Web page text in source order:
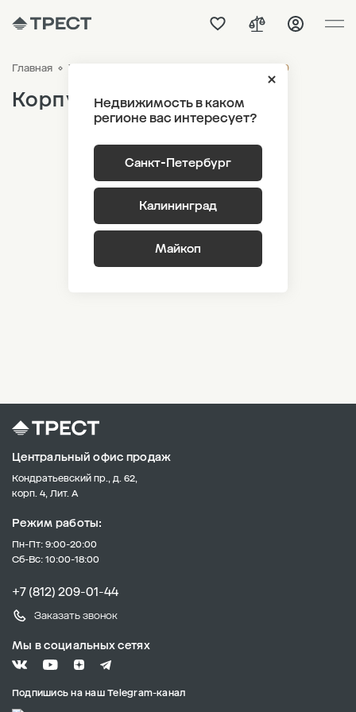
Недвижимость в каком
регионе вас интересует?
Санкт-Петербург
Калининград
Майкоп
Главная ЖК «Наука» Корпус 5 Этаж 9
Корпус 5
Центральный офис продаж
Кондратьевский пр., д. 62,
корп. 4, Лит. А
Режим работы:
Пн-Пт: 9:00-20:00
Сб-Вс: 10:00-18:00
+7 (812) 209-01-44
Заказать звонок
Мы в социальных сетях
Подпишись на наш Telegram-канал